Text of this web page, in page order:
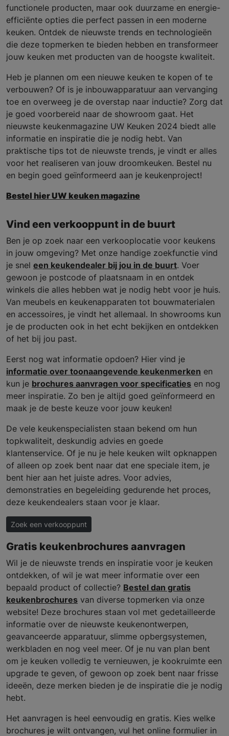
functionele producten, maar ook duurzame en energie-
efficiënte opties die perfect passen in een moderne
keuken. Ontdek de nieuwste trends en technologieën
die deze topmerken te bieden hebben en transformeer
jouw keuken met producten van de hoogste kwaliteit.
Heb je plannen om een nieuwe keuken te kopen of te
verbouwen? Of is je inbouwapparatuur aan vervanging
toe en overweeg je de overstap naar inductie? Zorg dat
je goed voorbereid naar de showroom gaat. Het
nieuwste keukenmagazine UW Keuken 2024 biedt alle
informatie en inspiratie die je nodig hebt. Van
praktische tips tot de nieuwste trends, je vindt er alles
voor het realiseren van jouw droomkeuken. Bestel nu
en begin goed geïnformeerd aan je keukenproject!
Bestel hier UW keuken magazine
Vind een verkooppunt in de buurt
Ben je op zoek naar een verkooplocatie voor keukens
in jouw omgeving? Met onze handige zoekfunctie vind
je snel een keukendealer bij jou in de buurt. Voer
gewoon je postcode of plaatsnaam in en ontdek
winkels die alles hebben wat je nodig hebt voor je huis.
Van meubels en keukenapparaten tot bouwmaterialen
en accessoires, je vindt het allemaal. In showrooms kun
je de producten ook in het echt bekijken en ontdekken
of het bij jou past.
Eerst nog wat informatie opdoen? Hier vind je
informatie over toonaangevende keukenmerken en
kun je brochures aanvragen voor specificaties en nog
meer inspiratie. Zo ben je altijd goed geïnformeerd en
maak je de beste keuze voor jouw keuken!
De vele keukenspecialisten staan bekend om hun
topkwaliteit, deskundig advies en goede
klantenservice. Of je nu je hele keuken wilt opknappen
of alleen op zoek bent naar dat ene speciale item, je
bent hier aan het juiste adres. Voor advies,
demonstraties en begeleiding gedurende het proces,
deze keukendealers staan voor je klaar.
Zoek een verkooppunt
Gratis keukenbrochures aanvragen
Wil je de nieuwste trends en inspiratie voor je keuken
ontdekken, of wil je wat meer informatie over een
bepaald product of collectie? Bestel dan gratis
keukenbrochures van diverse topmerken via onze
website! Deze brochures staan vol met gedetailleerde
informatie over de nieuwste keukenontwerpen,
geavanceerde apparatuur, slimme opbergsystemen,
werkbladen en nog veel meer. Of je nu van plan bent
om je keuken volledig te vernieuwen, je kookruimte een
upgrade te geven, of gewoon op zoek bent naar frisse
ideeën, deze merken bieden je de inspiratie die je nodig
hebt.
Het aanvragen is heel eenvoudig en gratis. Kies welke
brochures je wilt ontvangen, vul het online formulier in